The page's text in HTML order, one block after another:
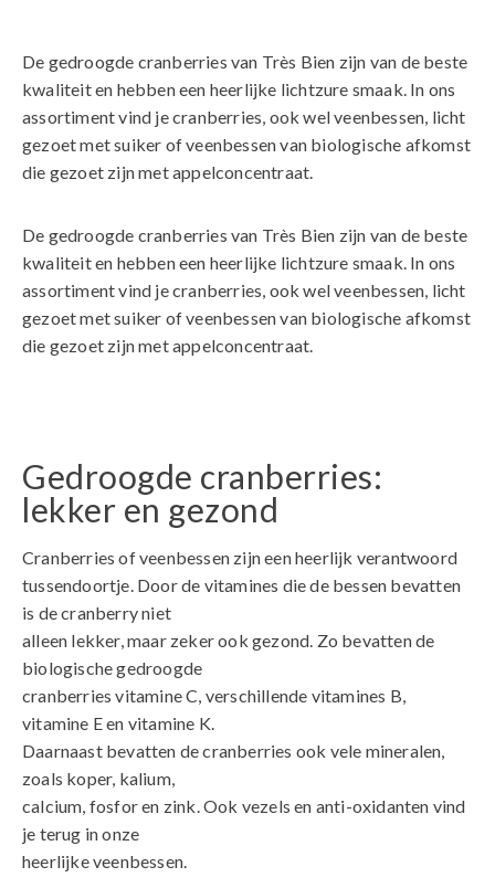
De gedroogde cranberries van Très Bien zijn van de beste
kwaliteit en hebben een heerlijke lichtzure smaak. In ons
assortiment vind je cranberries, ook wel veenbessen, licht
gezoet met suiker of veenbessen van biologische afkomst
die gezoet zijn met appelconcentraat.
De gedroogde cranberries van Très Bien zijn van de beste
kwaliteit en hebben een heerlijke lichtzure smaak. In ons
assortiment vind je cranberries, ook wel veenbessen, licht
gezoet met suiker of veenbessen van biologische afkomst
die gezoet zijn met appelconcentraat.
Gedroogde cranberries:
lekker en gezond
Cranberries of veenbessen zijn een heerlijk verantwoord
tussendoortje. Door de vitamines die de bessen bevatten
is de cranberry niet
alleen lekker, maar zeker ook gezond. Zo bevatten de
biologische gedroogde
cranberries vitamine C, verschillende vitamines B,
vitamine E en vitamine K.
Daarnaast bevatten de cranberries ook vele mineralen,
zoals koper, kalium,
calcium, fosfor en zink. Ook vezels en anti-oxidanten vind
je terug in onze
heerlijke veenbessen.